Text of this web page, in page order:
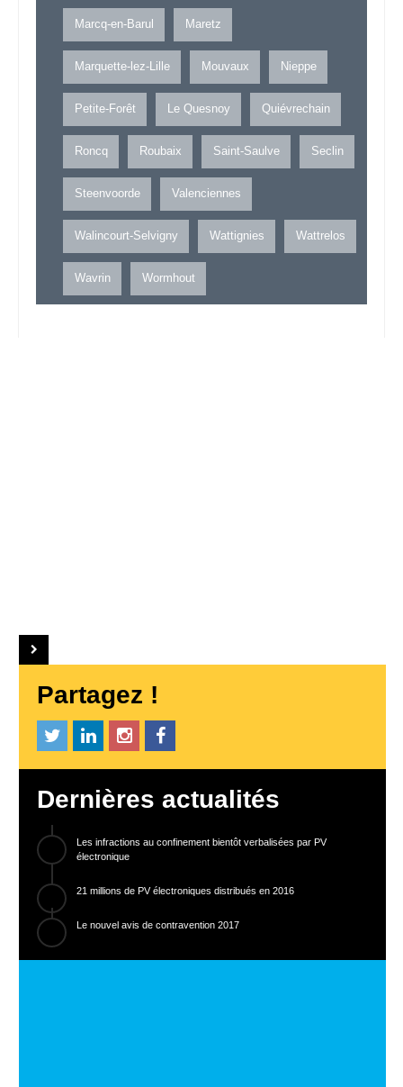
Marcq-en-Barul Maretz
Marquette-lez-Lille Mouvaux Nieppe
Petite-Forêt Le Quesnoy Quiévrechain
Roncq Roubaix Saint-Saulve Seclin
Steenvoorde Valenciennes
Walincourt-Selvigny Wattignies Wattrelos
Wavrin Wormhout
Partagez !
Dernières actualités
Les infractions au confinement bientôt verbalisées par PV
électronique
21 millions de PV électroniques distribués en 2016
Le nouvel avis de contravention 2017